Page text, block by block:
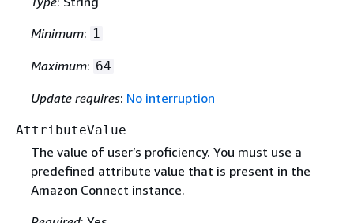
Minimum: 1
Maximum: 64
Update requires: No interruption
AttributeValue
The value of user’s proficiency. You must use a
predefined attribute value that is present in the
Amazon Connect instance.